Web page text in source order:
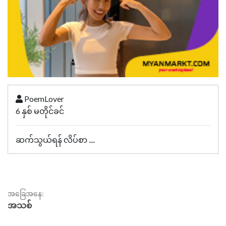
PoemLover
6 နှစ် မတိုင်ခင်
ဆက်သွယ်ရန် လိပ်စာ ....
အခြေအနေ:
အသစ်